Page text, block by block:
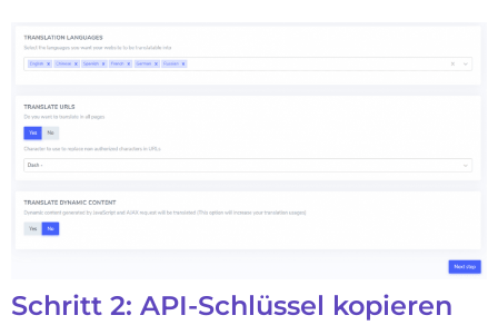
Schritt 2: API-Schlüssel kopieren